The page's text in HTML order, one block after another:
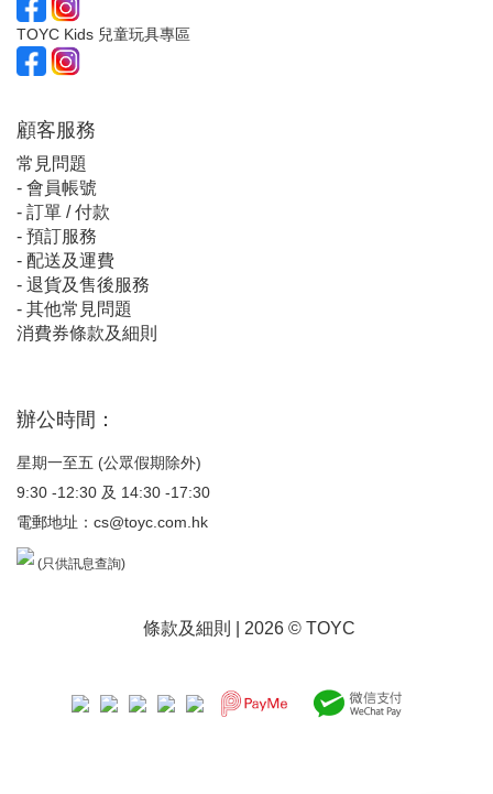
TOYC Kids 兒童玩具專區
顧客服務
常見問題
- 會員帳號
- 訂單 / 付款
- 預訂服務
- 配送及運費
- 退貨及售後服務
- 其他常見問題
消費券條款及細則
辦公時間：
星期一至五 (公眾假期除外)
9:30 -12:30 及 14:30 -17:30
電郵地址： cs@toyc.com.hk
(只供訊息查詢)
條款及細則 | 2026 © TOYC